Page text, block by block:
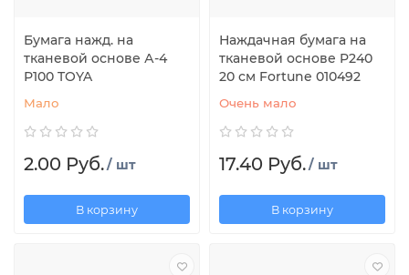
Бумага нажд. на
тканевой основе А-4
Р100 TOYA
Мало
2.00 Руб./ шт
В корзину
Наждачная бумага на
тканевой основе P240
20 см Fortune 010492
Очень мало
17.40 Руб./ шт
В корзину